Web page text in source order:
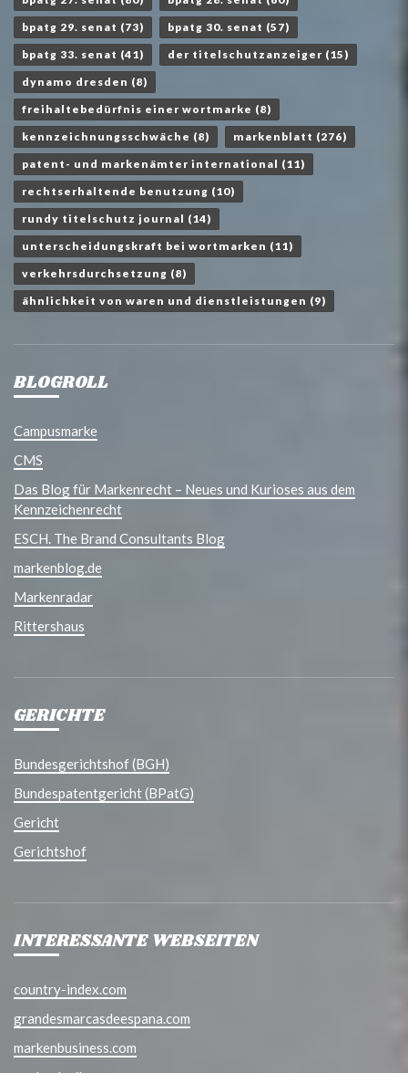
bpatg 29. senat (73) bpatg 30. senat (57)
bpatg 33. senat (41) der titelschutzanzeiger (15)
dynamo dresden (8)
freihaltebedürfnis einer wortmarke (8)
kennzeichnungsschwäche (8) markenblatt (276)
patent- und markenämter international (11)
rechtserhaltende benutzung (10)
rundy titelschutz journal (14)
unterscheidungskraft bei wortmarken (11)
verkehrsdurchsetzung (8)
ähnlichkeit von waren und dienstleistungen (9)
BLOGROLL
Campusmarke
CMS
Das Blog für Markenrecht – Neues und Kurioses aus dem
Kennzeichenrecht
ESCH. The Brand Consultants Blog
markenblog.de
Markenradar
Rittershaus
GERICHTE
Bundesgerichtshof (BGH)
Bundespatentgericht (BPatG)
Gericht
Gerichtshof
INTERESSANTE WEBSEITEN
country-index.com
grandesmarcasdeespana.com
markenbusiness.com